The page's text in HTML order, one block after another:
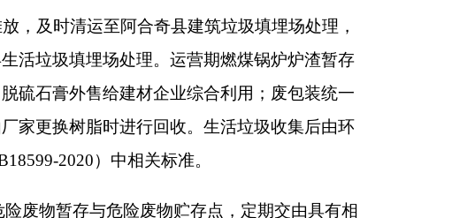
内。做好与排污许可证变
措施落实。工程实施必须
竣工环境保护验收，验收
满5年，工程方决定开工建